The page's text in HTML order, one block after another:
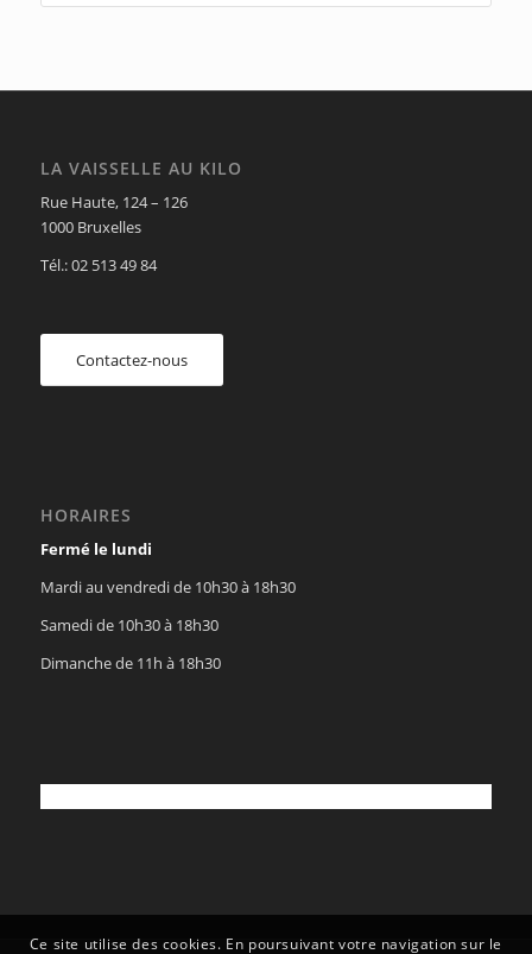
LA VAISSELLE AU KILO
Rue Haute, 124 – 126
1000 Bruxelles
Tél.: 02 513 49 84
Contactez-nous
HORAIRES
Fermé le lundi
Mardi au vendredi de 10h30 à 18h30
Samedi de 10h30 à 18h30
Dimanche de 11h à 18h30
Ce site utilise des cookies. En poursuivant votre navigation sur le